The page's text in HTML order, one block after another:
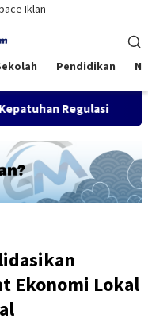
Pendidikan
PGM
Ekonomi Lokal